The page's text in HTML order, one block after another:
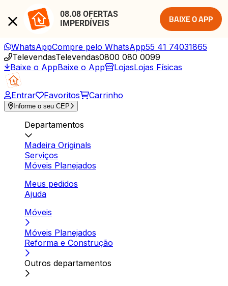
08.08 OFERTAS
IMPERDÍVEIS
BAIXE O APP
WhatsAppCompre pelo WhatsApp55 41 74031865
TelevendasTelevendas0800 080 0099
Baixe o AppBaixe o App LojasLojas Físicas
Entrar Favoritos Carrinho
Informe o seu CEP
Departamentos
Madeira Originals
Serviços
Móveis Planejados
Meus pedidos
Ajuda
Móveis
Móveis Planejados
Reforma e Construção
Outros departamentos